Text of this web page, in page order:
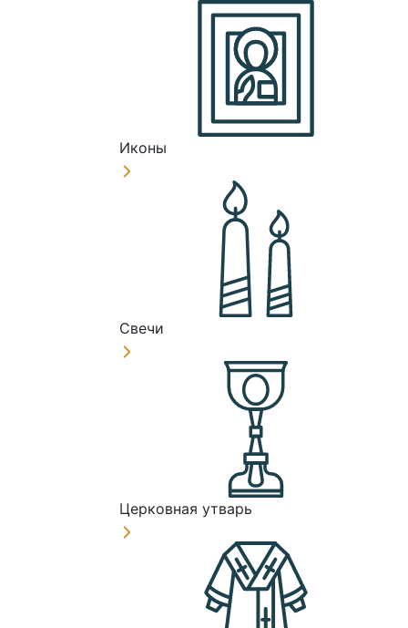
Иконы
Свечи
Церковная утварь